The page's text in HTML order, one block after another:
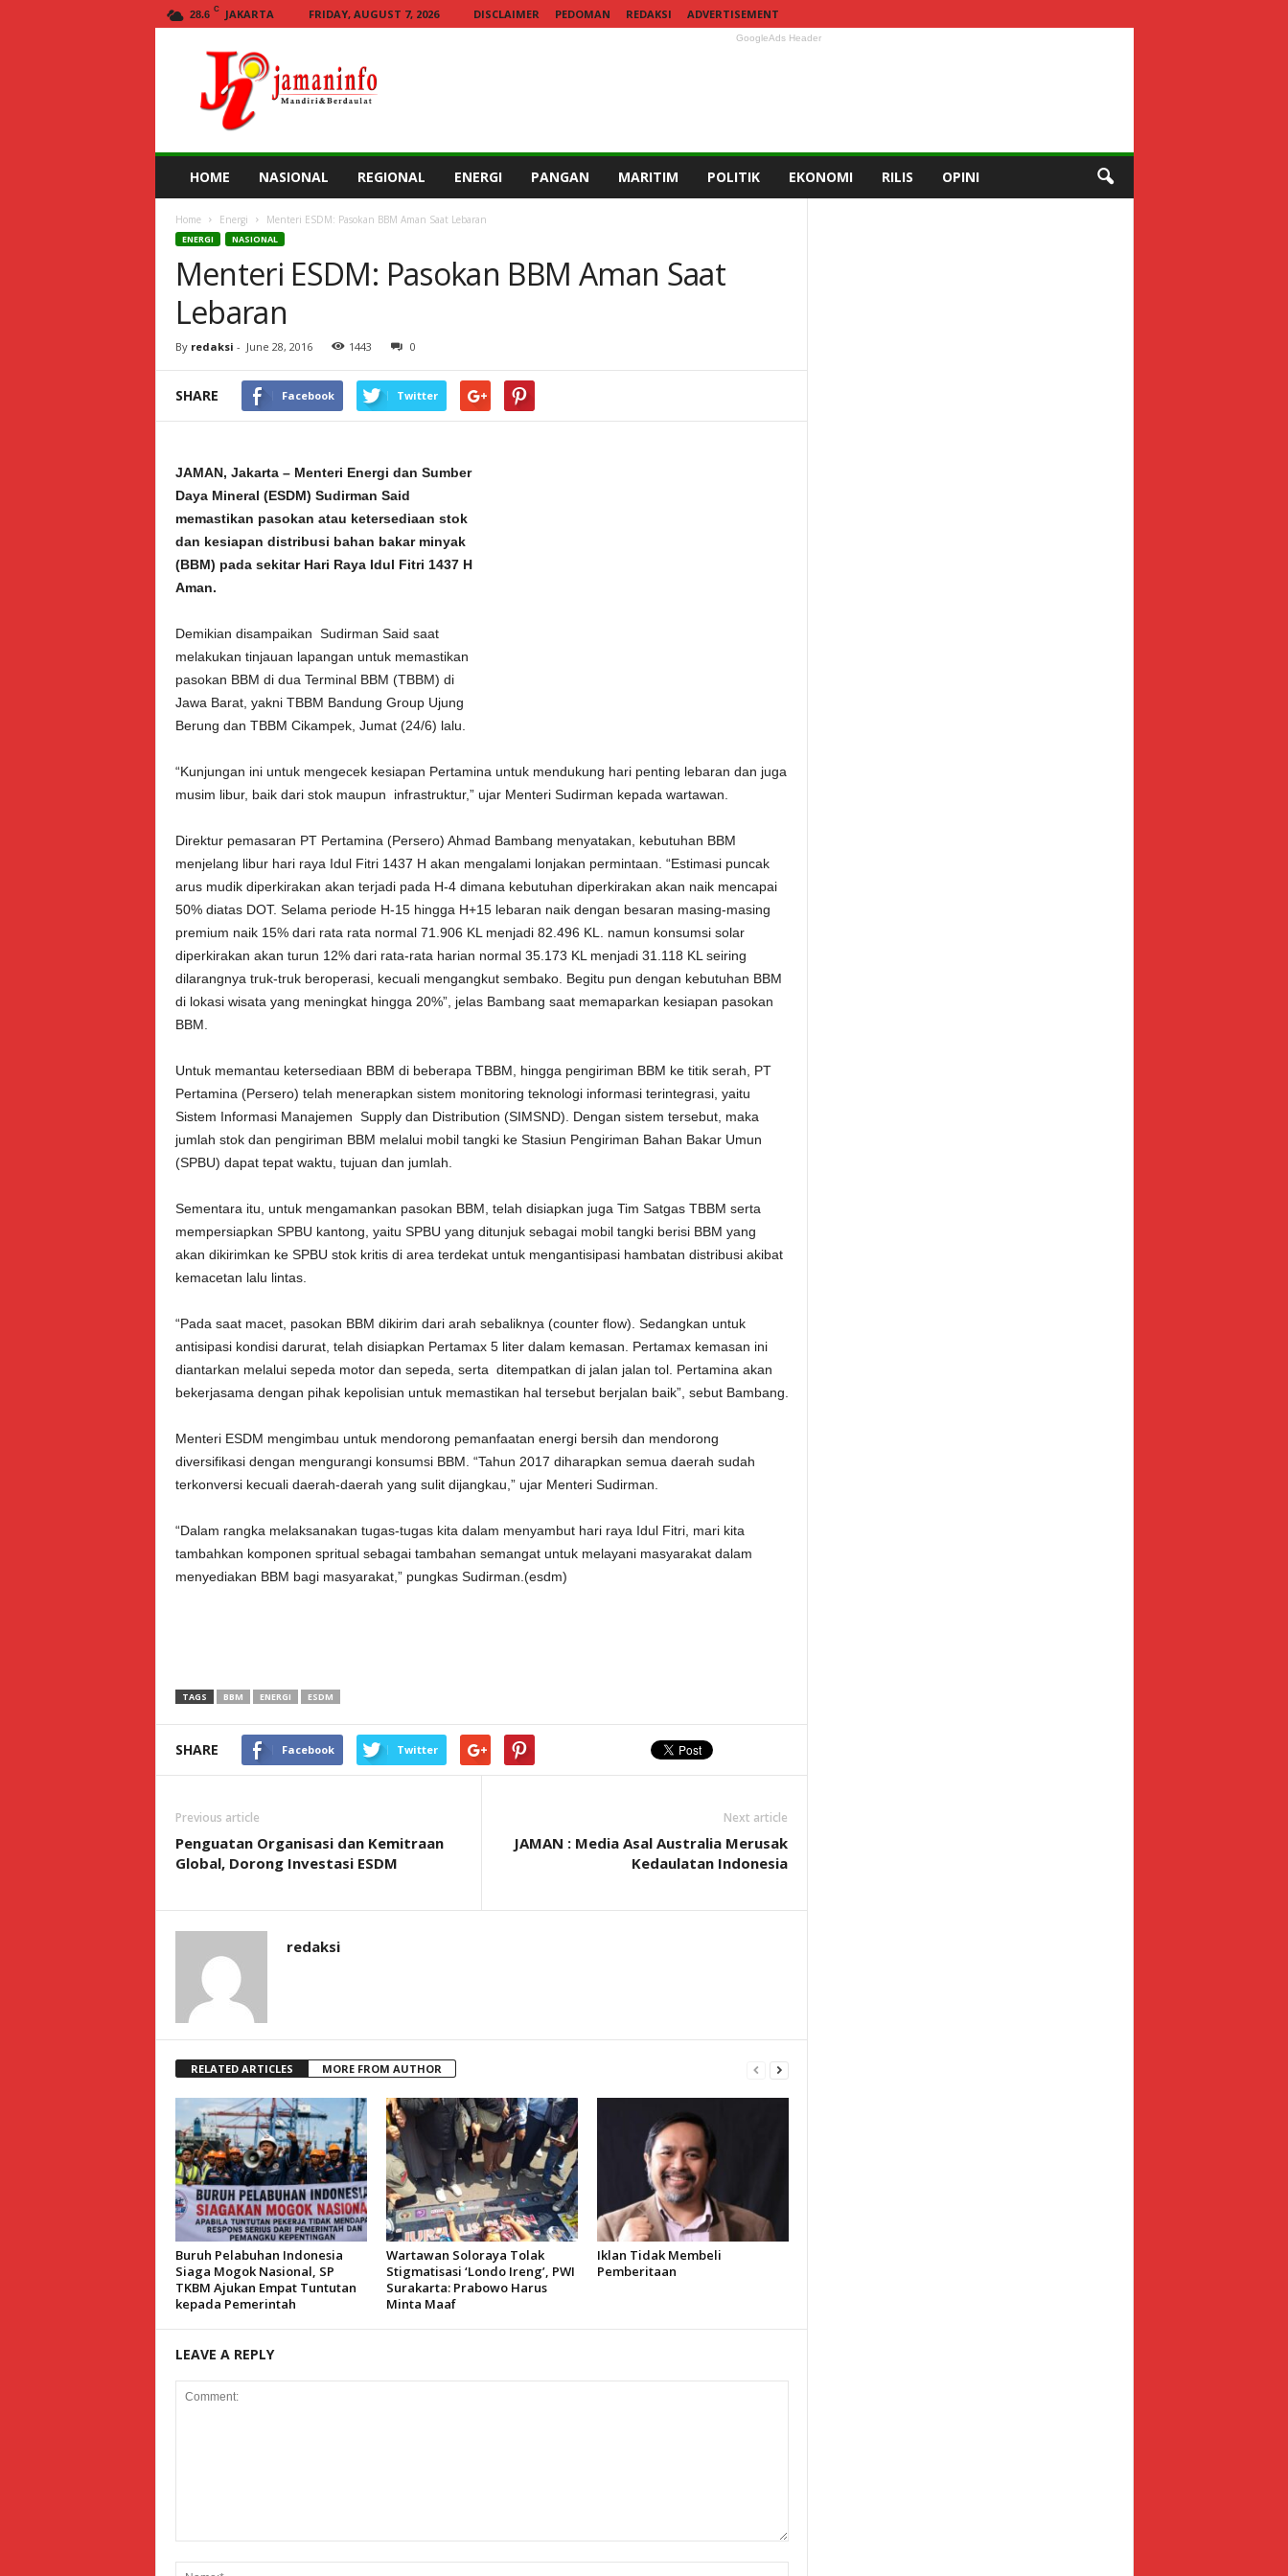
28.6 C JAKARTA FRIDAY, AUGUST 7, 2026 DISCLAIMER PEDOMAN REDAKSI ADVERTISEMENT
GoogleAds Header
HOME NASIONAL REGIONAL ENERGI PANGAN MARITIM POLITIK EKONOMI RILIS OPINI
Home Energi Menteri ESDM: Pasokan BBM Aman Saat Lebaran
ENERGI NASIONAL
Menteri ESDM: Pasokan BBM Aman Saat
Lebaran
By redaksi - June 28, 2016 1443 0
SHARE Facebook Twitter
JAMAN, Jakarta – Menteri Energi dan Sumber
Daya Mineral (ESDM) Sudirman Said
memastikan pasokan atau ketersediaan stok
dan kesiapan distribusi bahan bakar minyak
(BBM) pada sekitar Hari Raya Idul Fitri 1437 H
Aman.
Demikian disampaikan Sudirman Said saat
melakukan tinjauan lapangan untuk memastikan
pasokan BBM di dua Terminal BBM (TBBM) di
Jawa Barat, yakni TBBM Bandung Group Ujung
Berung dan TBBM Cikampek, Jumat (24/6) lalu.
“Kunjungan ini untuk mengecek kesiapan Pertamina untuk mendukung hari penting lebaran dan juga
musim libur, baik dari stok maupun infrastruktur,” ujar Menteri Sudirman kepada wartawan.
Direktur pemasaran PT Pertamina (Persero) Ahmad Bambang menyatakan, kebutuhan BBM
menjelang libur hari raya Idul Fitri 1437 H akan mengalami lonjakan permintaan. “Estimasi puncak
arus mudik diperkirakan akan terjadi pada H-4 dimana kebutuhan diperkirakan akan naik mencapai
50% diatas DOT. Selama periode H-15 hingga H+15 lebaran naik dengan besaran masing-masing
premium naik 15% dari rata rata normal 71.906 KL menjadi 82.496 KL. namun konsumsi solar
diperkirakan akan turun 12% dari rata-rata harian normal 35.173 KL menjadi 31.118 KL seiring
dilarangnya truk-truk beroperasi, kecuali mengangkut sembako. Begitu pun dengan kebutuhan BBM
di lokasi wisata yang meningkat hingga 20%”, jelas Bambang saat memaparkan kesiapan pasokan
BBM.
Untuk memantau ketersediaan BBM di beberapa TBBM, hingga pengiriman BBM ke titik serah, PT
Pertamina (Persero) telah menerapkan sistem monitoring teknologi informasi terintegrasi, yaitu
Sistem Informasi Manajemen Supply dan Distribution (SIMSND). Dengan sistem tersebut, maka
jumlah stok dan pengiriman BBM melalui mobil tangki ke Stasiun Pengiriman Bahan Bakar Umun
(SPBU) dapat tepat waktu, tujuan dan jumlah.
Sementara itu, untuk mengamankan pasokan BBM, telah disiapkan juga Tim Satgas TBBM serta
mempersiapkan SPBU kantong, yaitu SPBU yang ditunjuk sebagai mobil tangki berisi BBM yang
akan dikirimkan ke SPBU stok kritis di area terdekat untuk mengantisipasi hambatan distribusi akibat
kemacetan lalu lintas.
“Pada saat macet, pasokan BBM dikirim dari arah sebaliknya (counter flow). Sedangkan untuk
antisipasi kondisi darurat, telah disiapkan Pertamax 5 liter dalam kemasan. Pertamax kemasan ini
diantarkan melalui sepeda motor dan sepeda, serta ditempatkan di jalan jalan tol. Pertamina akan
bekerjasama dengan pihak kepolisian untuk memastikan hal tersebut berjalan baik”, sebut Bambang.
Menteri ESDM mengimbau untuk mendorong pemanfaatan energi bersih dan mendorong
diversifikasi dengan mengurangi konsumsi BBM. “Tahun 2017 diharapkan semua daerah sudah
terkonversi kecuali daerah-daerah yang sulit dijangkau,” ujar Menteri Sudirman.
“Dalam rangka melaksanakan tugas-tugas kita dalam menyambut hari raya Idul Fitri, mari kita
tambahkan komponen spritual sebagai tambahan semangat untuk melayani masyarakat dalam
menyediakan BBM bagi masyarakat,” pungkas Sudirman.(esdm)
TAGS BBM ENERGI ESDM
SHARE Facebook Twitter
Previous article
Penguatan Organisasi dan Kemitraan
Global, Dorong Investasi ESDM
Next article
JAMAN : Media Asal Australia Merusak
Kedaulatan Indonesia
redaksi
RELATED ARTICLES MORE FROM AUTHOR
Buruh Pelabuhan Indonesia
Siaga Mogok Nasional, SP
TKBM Ajukan Empat Tuntutan
kepada Pemerintah
Wartawan Soloraya Tolak
Stigmatisasi ‘Londo Ireng’, PWI
Surakarta: Prabowo Harus
Minta Maaf
Iklan Tidak Membeli
Pemberitaan
LEAVE A REPLY